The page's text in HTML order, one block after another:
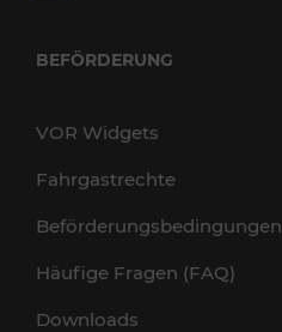
BEFÖRDERUNG
VOR Widgets
Fahrgastrechte
Beförderungsbedingungen
Häufige Fragen (FAQ)
Downloads